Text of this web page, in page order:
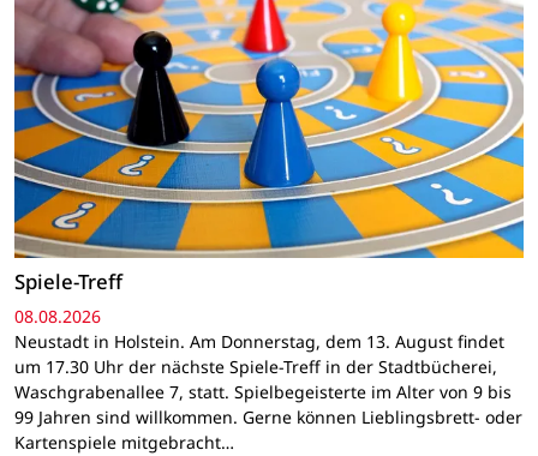
Spiele-Treff
08.08.2026
Neustadt in Holstein. Am Donnerstag, dem 13. August findet
um 17.30 Uhr der nächste Spiele-Treff in der Stadtbücherei,
Waschgrabenallee 7, statt. Spielbegeisterte im Alter von 9 bis
99 Jahren sind willkommen. Gerne können Lieblingsbrett- oder
Kartenspiele mitgebracht…